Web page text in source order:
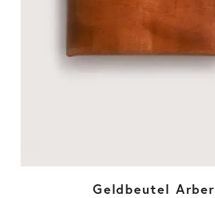
Geldbeutel Arber